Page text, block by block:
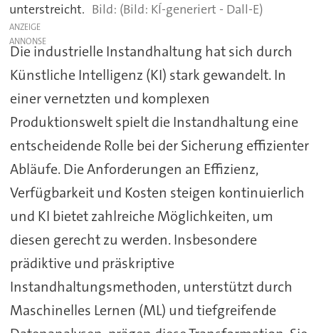
unterstreicht.
(Bild: KÍ-generiert - Dall-E)
ANZEIGE
Die industrielle Instandhaltung hat sich durch
Künstliche Intelligenz (KI) stark gewandelt. In
einer vernetzten und komplexen
Produktionswelt spielt die Instandhaltung eine
entscheidende Rolle bei der Sicherung effizienter
Abläufe. Die Anforderungen an Effizienz,
Verfügbarkeit und Kosten steigen kontinuierlich
und KI bietet zahlreiche Möglichkeiten, um
diesen gerecht zu werden. Insbesondere
prädiktive und präskriptive
Instandhaltungsmethoden, unterstützt durch
Maschinelles Lernen (ML) und tiefgreifende